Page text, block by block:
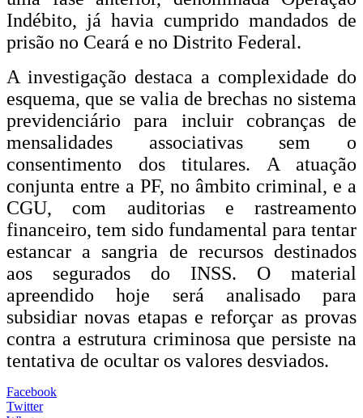
Indébito, já havia cumprido mandados de
prisão no Ceará e no Distrito Federal.
A investigação destaca a complexidade do
esquema, que se valia de brechas no sistema
previdenciário para incluir cobranças de
mensalidades associativas sem o
consentimento dos titulares. A atuação
conjunta entre a PF, no âmbito criminal, e a
CGU, com auditorias e rastreamento
financeiro, tem sido fundamental para tentar
estancar a sangria de recursos destinados
aos segurados do INSS. O material
apreendido hoje será analisado para
subsidiar novas etapas e reforçar as provas
contra a estrutura criminosa que persiste na
tentativa de ocultar os valores desviados.
Facebook
Twitter